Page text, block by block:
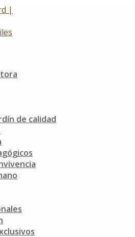
de calidad
2019
se llevó a cabo la exposición de
tuvieron la oportunidad de invitar
para compartirles las hermosas y
en familia. Nuestro libro
de Gianni Rodari.